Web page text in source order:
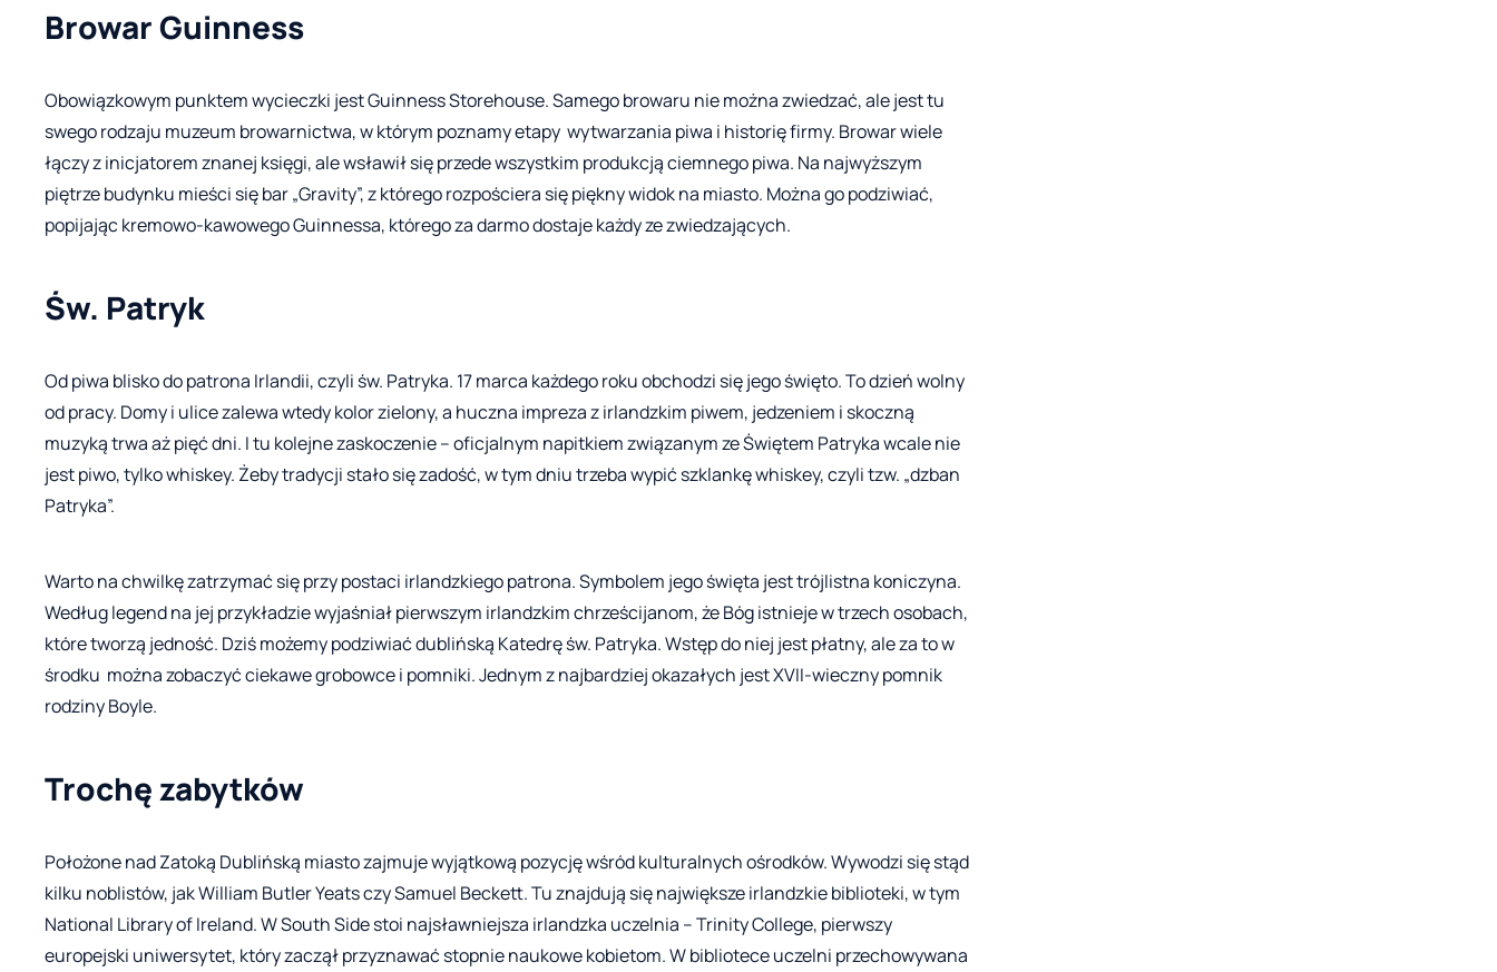
Browar Guinness
Obowiązkowym punktem wycieczki jest Guinness Storehouse. Samego browaru nie można zwiedzać, ale jest tu
swego rodzaju muzeum browarnictwa, w którym poznamy etapy wytwarzania piwa i historię firmy. Browar wiele
łączy z inicjatorem znanej księgi, ale wsławił się przede wszystkim produkcją ciemnego piwa. Na najwyższym
piętrze budynku mieści się bar „Gravity”, z którego rozpościera się piękny widok na miasto. Można go podziwiać,
popijając kremowo-kawowego Guinnessa, którego za darmo dostaje każdy ze zwiedzających.
Św. Patryk
Od piwa blisko do patrona Irlandii, czyli św. Patryka. 17 marca każdego roku obchodzi się jego święto. To dzień wolny
od pracy. Domy i ulice zalewa wtedy kolor zielony, a huczna impreza z irlandzkim piwem, jedzeniem i skoczną
muzyką trwa aż pięć dni. I tu kolejne zaskoczenie – oficjalnym napitkiem związanym ze Świętem Patryka wcale nie
jest piwo, tylko whiskey. Żeby tradycji stało się zadość, w tym dniu trzeba wypić szklankę whiskey, czyli tzw. „dzban
Patryka”.
Warto na chwilkę zatrzymać się przy postaci irlandzkiego patrona. Symbolem jego święta jest trójlistna koniczyna.
Według legend na jej przykładzie wyjaśniał pierwszym irlandzkim chrześcijanom, że Bóg istnieje w trzech osobach,
które tworzą jedność. Dziś możemy podziwiać dublińską Katedrę św. Patryka. Wstęp do niej jest płatny, ale za to w
środku można zobaczyć ciekawe grobowce i pomniki. Jednym z najbardziej okazałych jest XVII-wieczny pomnik
rodziny Boyle.
Trochę zabytków
Położone nad Zatoką Dublińską miasto zajmuje wyjątkową pozycję wśród kulturalnych ośrodków. Wywodzi się stąd
kilku noblistów, jak William Butler Yeats czy Samuel Beckett. Tu znajdują się największe irlandzkie biblioteki, w tym
National Library of Ireland. W South Side stoi najsławniejsza irlandzka uczelnia – Trinity College, pierwszy
europejski uniwersytet, który zaczął przyznawać stopnie naukowe kobietom. W bibliotece uczelni przechowywana